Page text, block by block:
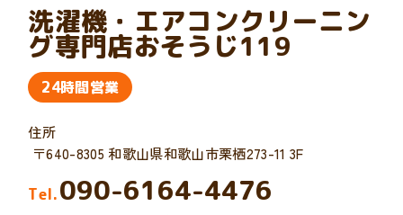
洗濯機・エアコンクリーニン
グ専門店おそうじ119
24時間営業
住所
〒640-8305 和歌山県和歌山市栗栖273-11 3F
Tel.090-6164-4476